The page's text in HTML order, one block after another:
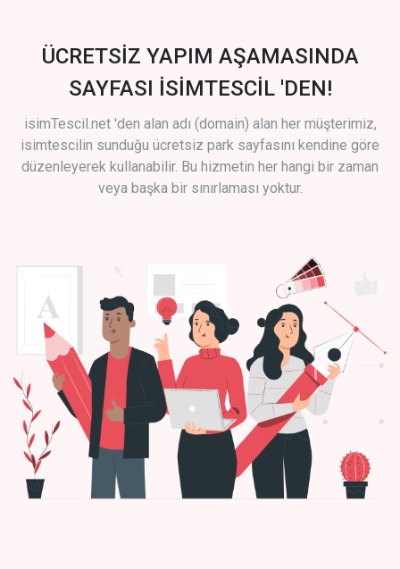
ÜCRETSİZ YAPIM AŞAMASINDA
SAYFASI İSİMTESCİL 'DEN!
isimTescil.net 'den alan adı (domain) alan her müşterimiz,
isimtescilin sunduğu ücretsiz park sayfasını kendine göre
düzenleyerek kullanabilir. Bu hizmetin her hangi bir zaman
veya başka bir sınırlaması yoktur.